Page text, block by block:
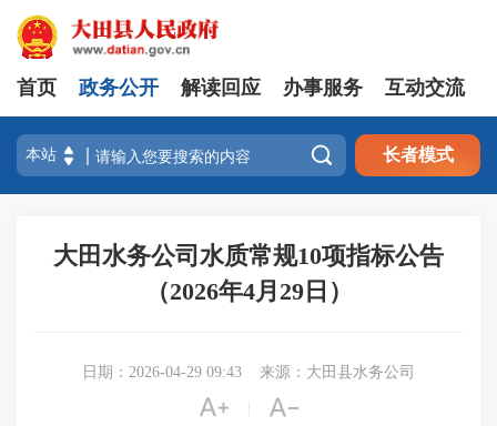
首页 政务公开 解读回应 办事服务 互动交流
 长者模式
大田水务公司水质常规10项指标公告
（2026年4月29日）
日期：2026-04-29 09:43 来源：大田县水务公司
 